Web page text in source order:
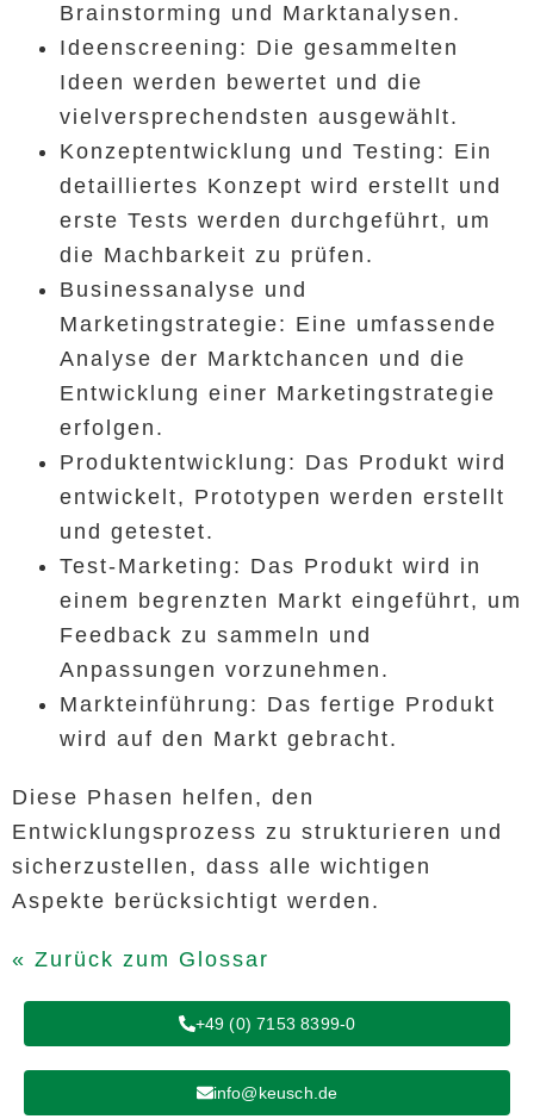
Brainstorming und Marktanalysen.
Ideenscreening: Die gesammelten
Ideen werden bewertet und die
vielversprechendsten ausgewählt.
Konzeptentwicklung und Testing: Ein
detailliertes Konzept wird erstellt und
erste Tests werden durchgeführt, um
die Machbarkeit zu prüfen.
Businessanalyse und
Marketingstrategie: Eine umfassende
Analyse der Marktchancen und die
Entwicklung einer Marketingstrategie
erfolgen.
Produktentwicklung: Das Produkt wird
entwickelt, Prototypen werden erstellt
und getestet.
Test-Marketing: Das Produkt wird in
einem begrenzten Markt eingeführt, um
Feedback zu sammeln und
Anpassungen vorzunehmen.
Markteinführung: Das fertige Produkt
wird auf den Markt gebracht.
Diese Phasen helfen, den
Entwicklungsprozess zu strukturieren und
sicherzustellen, dass alle wichtigen
Aspekte berücksichtigt werden.
« Zurück zum Glossar
+49 (0) 7153 8399-0
info@keusch.de